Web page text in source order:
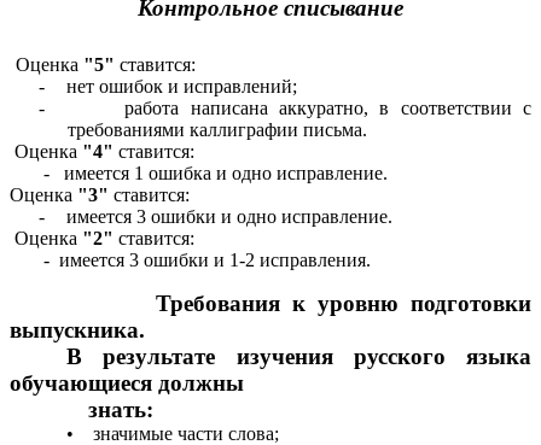
Контрольное списывание
Оценка "5" ставится:
-
нет ошибок и исправлений;
-
работа написана аккуратно, в соответствии с
требованиями каллиграфии письма.
Оценка "4" ставится:
- имеется 1 ошибка и одно исправление.
Оценка "3" ставится:
-
имеется 3 ошибки и одно исправление.
Оценка "2" ставится:
- имеется 3 ошибки и 1-2 исправления.
Требования к уровню подготовки
выпускника.
В результате изучения русского языка
обучающиеся должны
знать:
• значимые части слова;